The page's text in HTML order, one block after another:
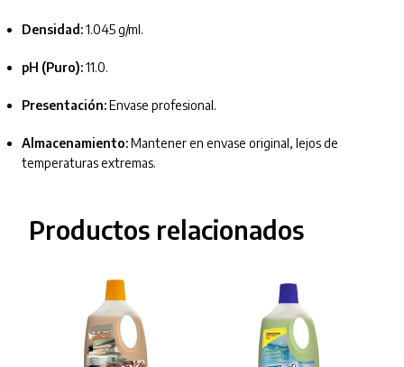
Densidad:1.045 g/ml.
pH (Puro):11.0.
Presentación:Envase profesional.
Almacenamiento:Mantener en envase original, lejos de
temperaturas extremas.
Productos relacionados